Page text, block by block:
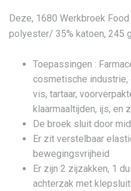
Deze, 1680 Werkbroek Food
polyester/ 35% katoen, 245
Toepassingen :
cosmetische
vis, tartaar,
klaarmaaltijden, ijs, en
De broek sluit door
Er zit verstelbaar
bewegingsvrijheid
Er zijn 2 zijzakken, 1
achterzak met